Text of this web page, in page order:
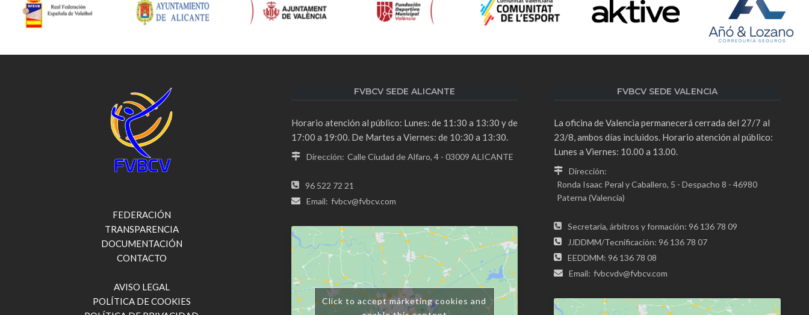
FEDERACIÓN
TRANSPARENCIA
DOCUMENTACIÓN
CONTACTO
AVISO LEGAL
POLÍTICA DE COOKIES
FVBCV SEDE ALICANTE
Horario atención al público: Lunes: de 11:30 a 13:30 y de
17:00 a 19:00. De Martes a Viernes: de 10:30 a 13:30.
Dirección: Calle Ciudad de Alfaro, 4 - 03009 ALICANTE
96 522 72 21
Email: fvbcv@fvbcv.com
Click to accept márketing cookies and
FVBCV SEDE VALENCIA
La oficina de Valencia permanecerá cerrada del 27/7 al
23/8, ambos días incluidos. Horario atención al público:
Lunes a Viernes: 10.00 a 13.00.
Dirección:
Ronda Isaac Peral y Caballero, 5 - Despacho 8 - 46980
Paterna (Valencia)
Secretaria, árbitros y formación: 96 136 78 09
JJDDMM/Tecnificación: 96 136 78 07
EEDDMM: 96 136 78 08
Email: fvbcvdv@fvbcv.com